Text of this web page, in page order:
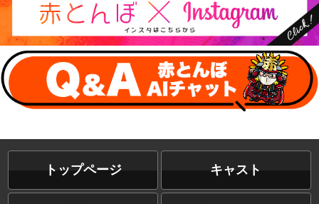
トップページ キャスト